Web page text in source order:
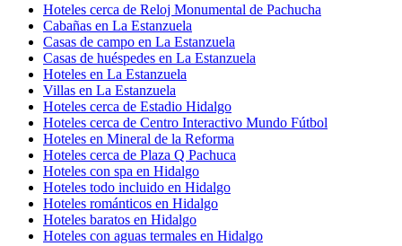
Hoteles cerca de Reloj Monumental de Pachucha
Cabañas en La Estanzuela
Casas de campo en La Estanzuela
Casas de huéspedes en La Estanzuela
Hoteles en La Estanzuela
Villas en La Estanzuela
Hoteles cerca de Estadio Hidalgo
Hoteles cerca de Centro Interactivo Mundo Fútbol
Hoteles en Mineral de la Reforma
Hoteles cerca de Plaza Q Pachuca
Hoteles con spa en Hidalgo
Hoteles todo incluido en Hidalgo
Hoteles románticos en Hidalgo
Hoteles baratos en Hidalgo
Hoteles con aguas termales en Hidalgo